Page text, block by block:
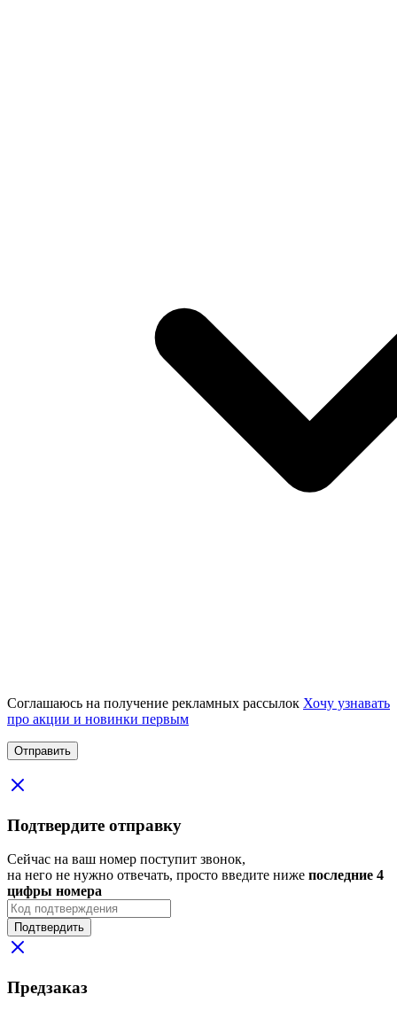
Соглашаюсь на получение рекламных рассылок Хочу узнавать
про акции и новинки первым
Подтвердите отправку
Сейчас на ваш номер поступит звонок,
на него не нужно отвечать, просто введите ниже последние 4
цифры номера
Подтвердить
Предзаказ